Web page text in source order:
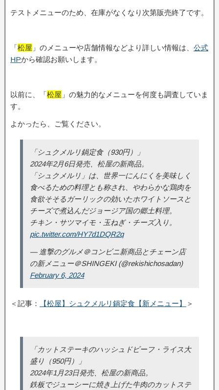
テストメニューのため、在庫がなくなり次第販売終了です。
「松屋 」のメニューや店舗情報などより詳しい情報は、 公式
HPから確認お願いします。
以前に、「松屋 」の魅力的なメニューを何度も調査していま
す。
よかったら、ご覧ください。
「シュクメルリ鍋定食（930円）」
2024年2月6日発売、松屋の新商品。
「シュクメルリ」は、世界一にんにくを美味しく
食べるための料理とも称され、やわらかな鶏肉を
食欲そそるガーリックの効いたホワイトソースと
チーズで煮込んだジョージア国の郷土料理。
チキン・サツマイモ・玉ねぎ・チーズ入り。
pic.twitter.com/HY7d1DQR2q
— 進撃のグルメ＠コンビニ新商品とチェーン店
の新メニュー＠SHINGEKI (@rekishichosadan)
February 6, 2024
＜記事： 【松屋】シュクメルリ鍋定食【新メニュー】 ＞
「カットステーキのハッシュドビーフ・ライス大
盛り（950円）」
2024年1月23日発売、松屋の新商品。
鉄板でジューシーに焼き上げた牛肉のカットステ